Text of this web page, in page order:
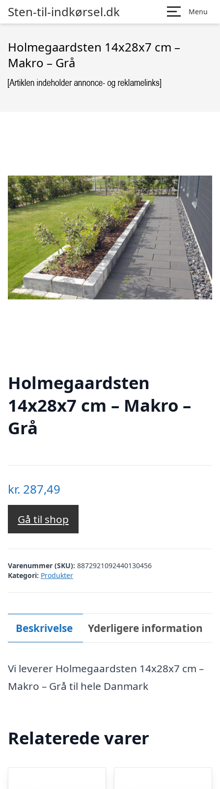
Sten-til-indkørsel.dk Menu
Holmegaardsten 14x28x7 cm –
Makro – Grå
Holmegaardsten
14x28x7 cm – Makro –
Grå
kr. 287,49
Gå til shop
Varenummer (SKU): 8872921092440130456
Kategori: Produkter
Beskrivelse Yderligere information
Vi leverer Holmegaardsten 14x28x7 cm –
Makro – Grå til hele Danmark
Relaterede varer